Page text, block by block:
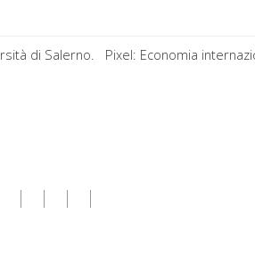
di Salerno. Pixel: Economia